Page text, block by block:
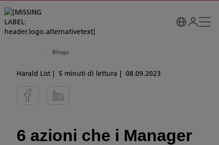
Blogs
Harald List 5 minuti di lettura 08.09.2023
6 azioni che i Manager